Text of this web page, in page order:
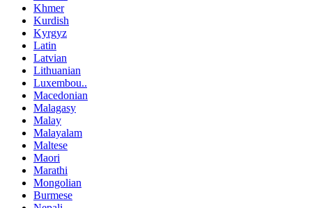
Khmer
Kurdish
Kyrgyz
Latin
Latvian
Lithuanian
Luxembou..
Macedonian
Malagasy
Malay
Malayalam
Maltese
Maori
Marathi
Mongolian
Burmese